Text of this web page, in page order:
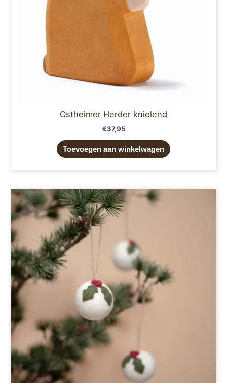
Ostheimer Herder knielend
€37,95
Toevoegen aan winkelwagen